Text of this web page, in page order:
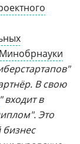
Минобрнауки
В свою
входит в
Это